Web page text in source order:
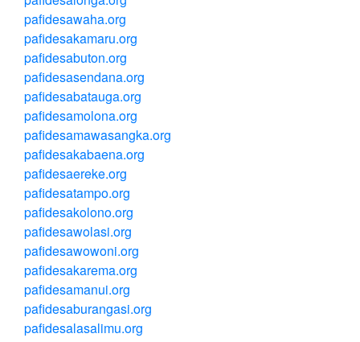
pafidesawaha.org
pafidesakamaru.org
pafidesabuton.org
pafidesasendana.org
pafidesabatauga.org
pafidesamolona.org
pafidesamawasangka.org
pafidesakabaena.org
pafidesaereke.org
pafidesatampo.org
pafidesakolono.org
pafidesawolasi.org
pafidesawowoni.org
pafidesakarema.org
pafidesamanui.org
pafidesaburangasi.org
pafidesalasalimu.org